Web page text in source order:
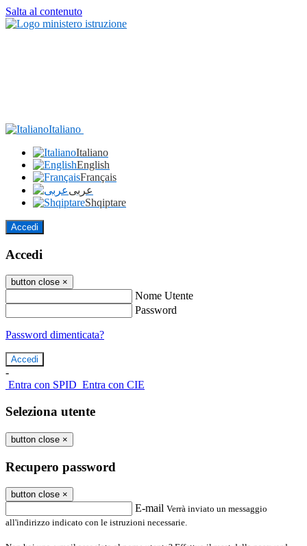
Salta al contenuto
Italiano
Italiano
English
Français
عربى
Shqiptare
Accedi
Accedi
button close ×
Nome Utente
Password
Password dimenticata?
-
Entra con SPID Entra con CIE
Seleziona utente
button close ×
Recupero password
button close ×
E-mail Verrà inviato un messaggio
all'indirizzo indicato con le istruzioni necessarie.